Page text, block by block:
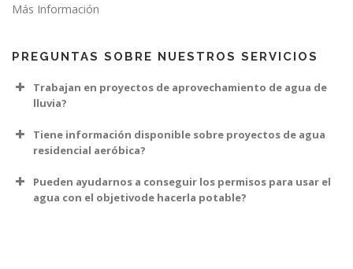
Más Información
PREGUNTAS SOBRE NUESTROS SERVICIOS
Trabajan en proyectos de aprovechamiento de agua de
lluvia?
Tiene información disponible sobre proyectos de agua
residencial aeróbica?
Pueden ayudarnos a conseguir los permisos para usar el
agua con el objetivode hacerla potable?